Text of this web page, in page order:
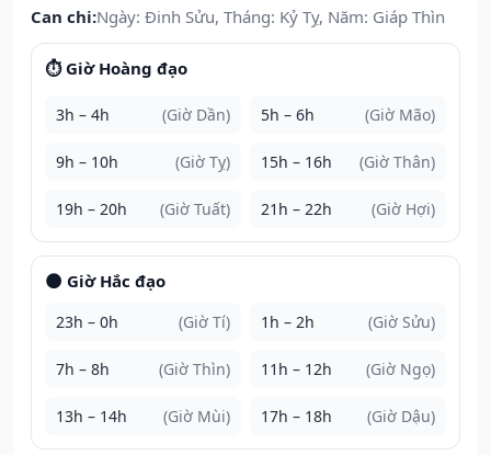
Can chi:Ngày: Đinh Sửu, Tháng: Kỷ Tỵ, Năm: Giáp Thìn
⏱️ Giờ Hoàng đạo
3h – 4h (Giờ Dần) 5h – 6h (Giờ Mão)
9h – 10h (Giờ Tỵ) 15h – 16h (Giờ Thân)
19h – 20h (Giờ Tuất) 21h – 22h (Giờ Hợi)
🌑 Giờ Hắc đạo
23h – 0h (Giờ Tí) 1h – 2h (Giờ Sửu)
7h – 8h (Giờ Thìn) 11h – 12h (Giờ Ngọ)
13h – 14h (Giờ Mùi) 17h – 18h (Giờ Dậu)